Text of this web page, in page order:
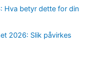
Hva betyr dette for din
2026: Slik påvirkes